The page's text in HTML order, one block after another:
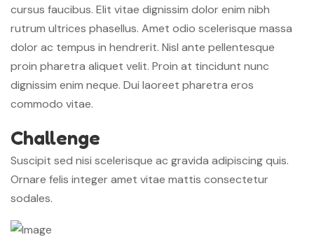
cursus faucibus. Elit vitae dignissim dolor enim nibh
rutrum ultrices phasellus. Amet odio scelerisque massa
dolor ac tempus in hendrerit. Nisl ante pellentesque
proin pharetra aliquet velit. Proin at tincidunt nunc
dignissim enim neque. Dui laoreet pharetra eros
commodo vitae.
Challenge
Suscipit sed nisi scelerisque ac gravida adipiscing quis.
Ornare felis integer amet vitae mattis consectetur
sodales.